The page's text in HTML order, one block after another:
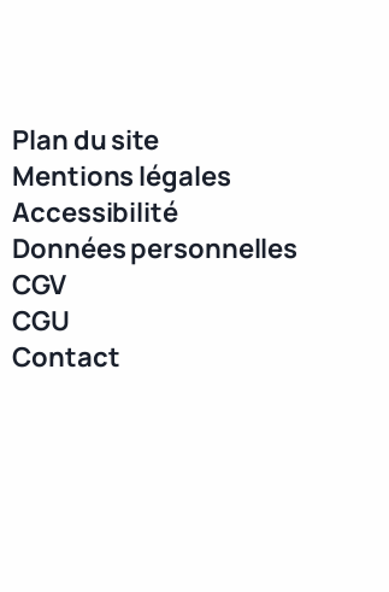
Plan du site
Mentions légales
Accessibilité
Données personnelles
CGV
CGU
Contact